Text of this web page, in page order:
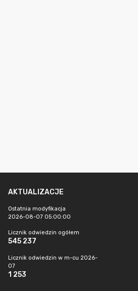
AKTUALIZACJE
Ostatnia modyfikacja
2026-08-07 05:00:00
Licznik odwiedzin ogółem
545 237
Licznik odwiedzin w m-cu 2026-
07
1 253